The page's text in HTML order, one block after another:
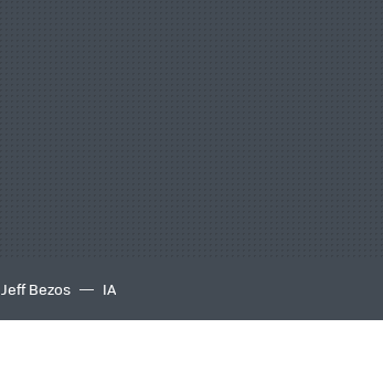
Jeff Bezos IA